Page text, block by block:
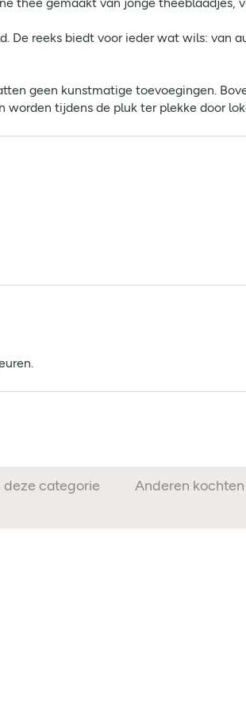
De reeks biedt voor ieder wat wils:
geen kunstmatige toevoegingen.
tijdens de pluk ter plekke door
deze categorie Anderen kochten